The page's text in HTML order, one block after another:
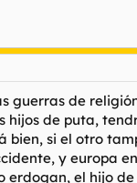
guerras de
hijos de puta,
bien, si el otro
y europa
erdogan, el hijo